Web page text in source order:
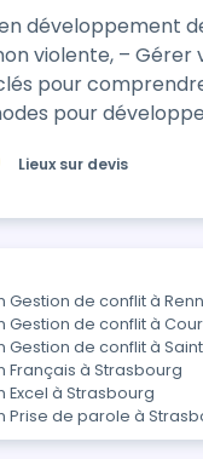
développement
violente, –
pour
pour
Lieux sur devis
Gestion de conflit à
Gestion de conflit à
Gestion de conflit à
Français à Strasbourg
Excel à Strasbourg
Prise de parole à